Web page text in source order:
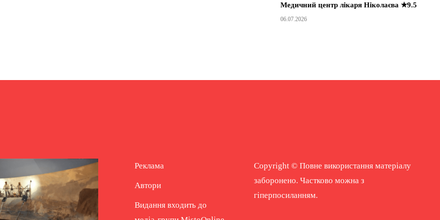
Медичний центр лікаря Ніколаєва ★9.5
06.07.2026
Реклама
Автори
Видання входить до
Copyright © Повне використання матеріалу
заборонено. Частково можна з
гіперпосиланням.